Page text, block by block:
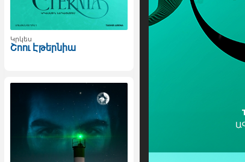
Կրկես
Շոու Էթերնիա